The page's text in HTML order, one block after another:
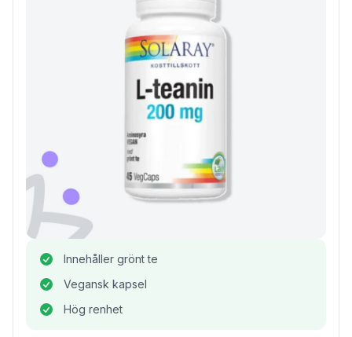
Innehåller grönt te
Vegansk kapsel
Hög renhet